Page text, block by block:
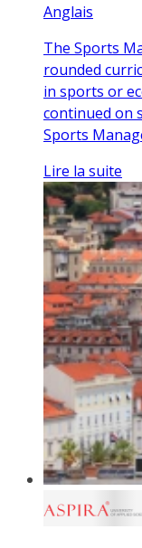
Anglais
The Sports
rounded
in sports or
continued on
Sports
Lire la suite